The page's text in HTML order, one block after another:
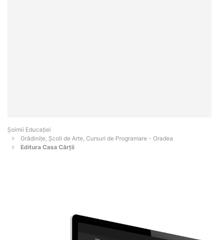
Șoimii Educației
Grădinițe, Școli de Arte, Cursuri de Programare - Oradea
Editura Casa Cărţii